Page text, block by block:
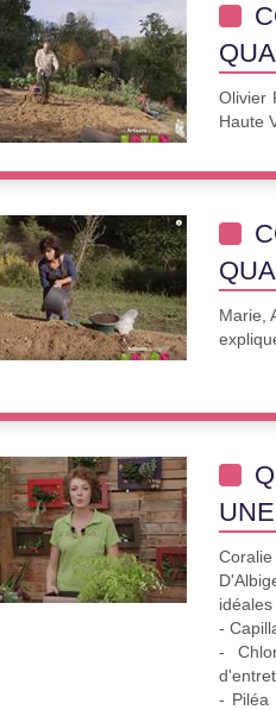
Olivier
Haute
Marie,
-
-
- Piléa